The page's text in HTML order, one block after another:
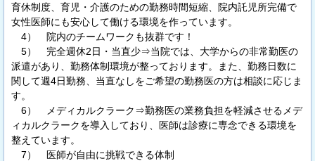
育休制度、育児・介護のための勤務時間短縮、院内託児所完備で
女性医師にも安心して働ける環境を作っています。
4） 院内のチームワークも抜群です！
5） 完全週休2日・当直少⇒当院では、大学からの非常勤医の
派遣があり、勤務体制環境が整っております。また、勤務日数に
関して週4日勤務、当直なしをご希望の勤務医の方は相談に応じま
す。
6） メディカルクラーク⇒勤務医の業務負担を軽減させるメデ
ィカルクラークを導入しており、医師は診療に専念できる環境を
整えています。
7） 医師が自由に挑戦できる体制